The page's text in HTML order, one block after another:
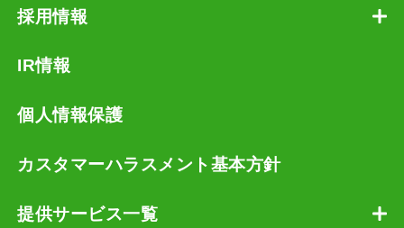
採用情報
IR情報
個人情報保護
カスタマーハラスメント基本方針
提供サービス一覧